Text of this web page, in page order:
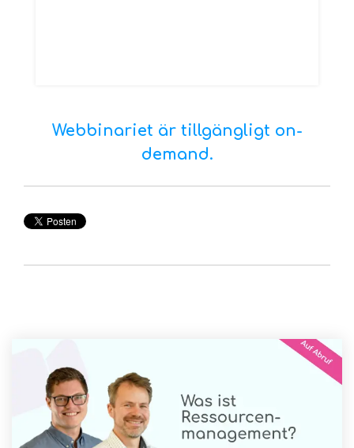
Webbinariet är tillgängligt on-
demand.